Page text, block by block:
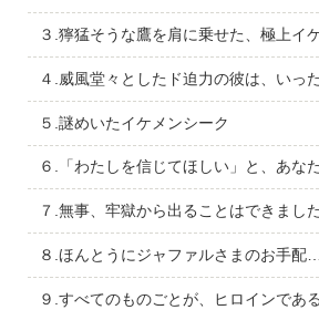
３.獰猛そうな鷹を肩に乗せた、極上イ
４.威風堂々としたド迫力の彼は、いっ
５.謎めいたイケメンシーク
６.「わたしを信じてほしい」と、あな
７.無事、牢獄から出ることはできま
８.ほんとうにジャファルさまのお手
９.すべてのものごとが、ヒロインであ